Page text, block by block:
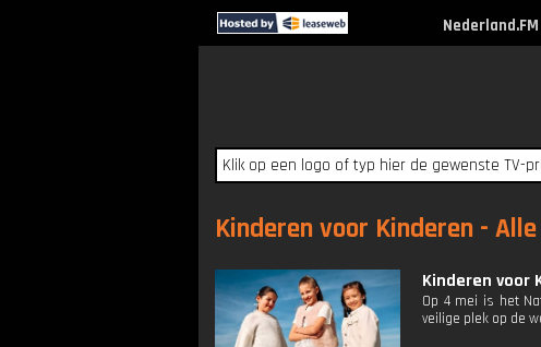
Nederland.FM
Kinderen voor Kinderen -
Kinderen voor
Op 4 mei is het
veilige plek op de